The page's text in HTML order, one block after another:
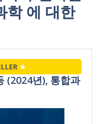
학 에 대한
★
(2024년), 통합과